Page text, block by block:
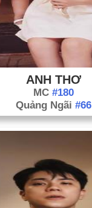
ANH THƠ
MC #180
Quảng Ngãi #66